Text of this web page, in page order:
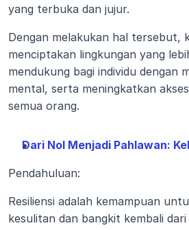
yang terbuka dan jujur.
Dengan melakukan hal tersebut,
menciptakan lingkungan yang
mendukung bagi individu dengan
mental, serta meningkatkan
semua orang.
Dari Nol Menjadi Pahlawan:
Pendahuluan:
Resiliensi adalah kemampuan
kesulitan dan bangkit kembali